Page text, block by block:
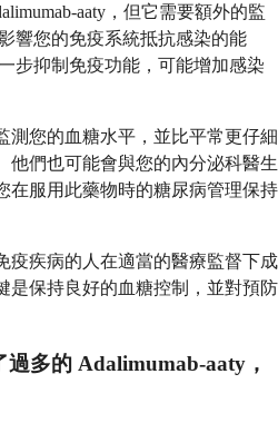
aaty，但它需要額外的監
響您的免疫系統抵抗感染的能
步抑制免疫功能，可能增加感染
測您的血糖水平，並比平常更仔細
他們也可能會與您的內分泌科醫生
在服用此藥物時的糖尿病管理保持
疫疾病的人在適當的醫療監督下成
是保持良好的血糖控制，並對預防
多的 Adalimumab-aaty，